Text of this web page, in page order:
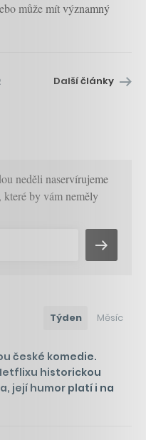
může mít významný
Další články
neděli naservírujeme
by vám neměly
Týden Měsíc
české komedie.
historickou
její humor platí i na